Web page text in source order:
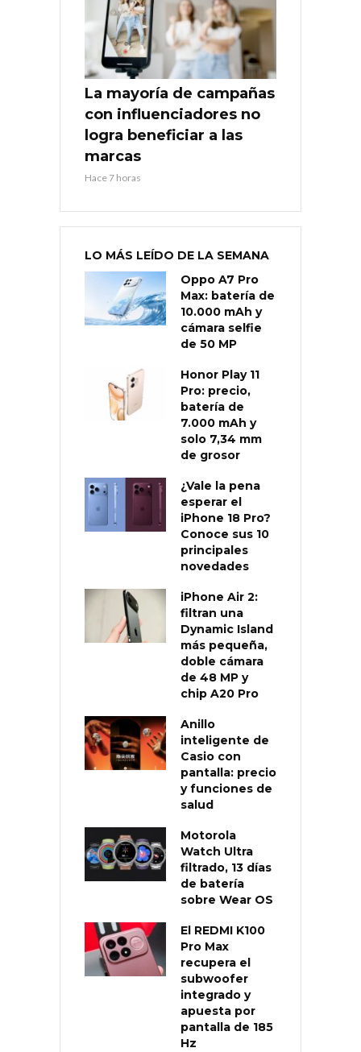
La mayoría de campañas
con influenciadores no
logra beneficiar a las
marcas
Hace 7 horas
LO MÁS LEÍDO DE LA SEMANA
Oppo A7 Pro
Max: batería de
10.000 mAh y
cámara selfie
de 50 MP
Honor Play 11
Pro: precio,
batería de
7.000 mAh y
solo 7,34 mm
de grosor
¿Vale la pena
esperar el
iPhone 18 Pro?
Conoce sus 10
principales
novedades
iPhone Air 2:
filtran una
Dynamic Island
más pequeña,
doble cámara
de 48 MP y
chip A20 Pro
Anillo
inteligente de
Casio con
pantalla: precio
y funciones de
salud
Motorola
Watch Ultra
filtrado, 13 días
de batería
sobre Wear OS
El REDMI K100
Pro Max
recupera el
subwoofer
integrado y
apuesta por
pantalla de 185
Hz